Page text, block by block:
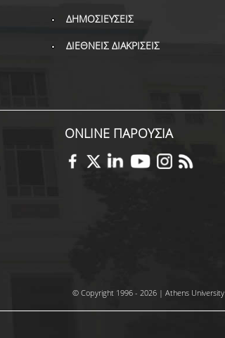
ΔΗΜΟΣΙΕΥΣΕΙΣ
ΔΙΕΘΝΕΙΣ ΔΙΑΚΡΙΣΕΙΣ
ONLINE ΠΑΡΟΥΣΙΑ
© Copyright 1996 - 2026 | Athens